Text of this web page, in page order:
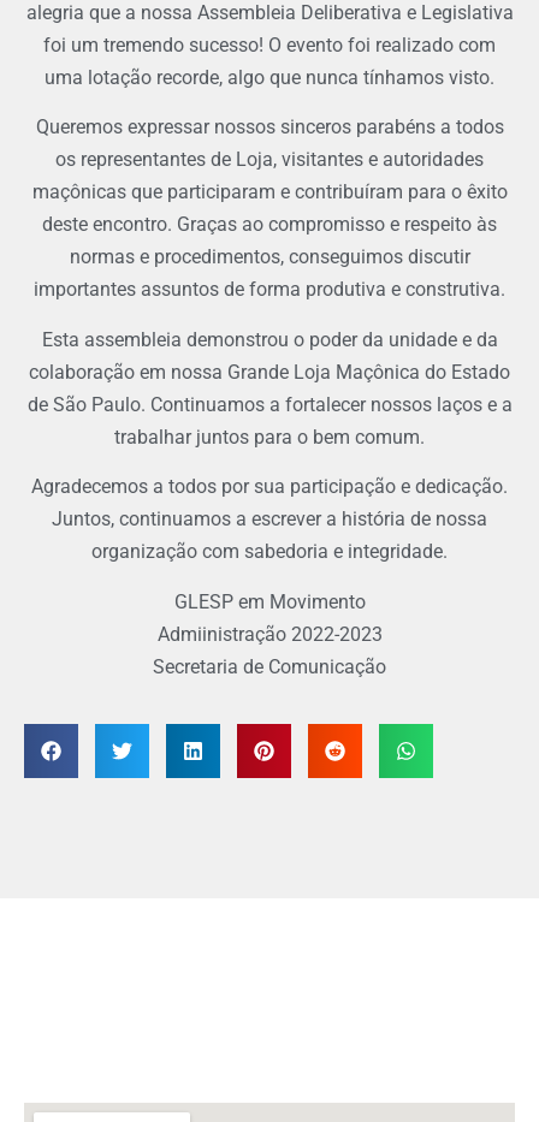
alegria que a nossa Assembleia Deliberativa e Legislativa
foi um tremendo sucesso! O evento foi realizado com
uma lotação recorde, algo que nunca tínhamos visto.
Queremos expressar nossos sinceros parabéns a todos
os representantes de Loja, visitantes e autoridades
maçônicas que participaram e contribuíram para o êxito
deste encontro. Graças ao compromisso e respeito às
normas e procedimentos, conseguimos discutir
importantes assuntos de forma produtiva e construtiva.
Esta assembleia demonstrou o poder da unidade e da
colaboração em nossa Grande Loja Maçônica do Estado
de São Paulo. Continuamos a fortalecer nossos laços e a
trabalhar juntos para o bem comum.
Agradecemos a todos por sua participação e dedicação.
Juntos, continuamos a escrever a história de nossa
organização com sabedoria e integridade.
GLESP em Movimento
Admiinistração 2022-2023
Secretaria de Comunicação